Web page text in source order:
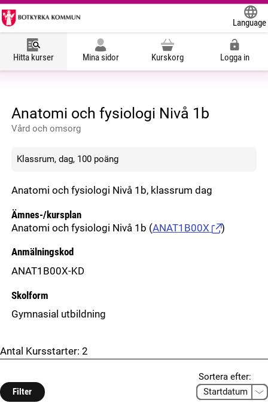
Language
Hitta kurser Mina sidor Kurskorg Logga in
Anatomi och fysiologi Nivå 1b
Vård och omsorg
Klassrum, dag, 100 poäng
Anatomi och fysiologi Nivå 1b, klassrum dag
Ämnes-/kursplan
Anatomi och fysiologi Nivå 1b (ANAT1B00X )
Anmälningskod
ANAT1B00X-KD
Skolform
Gymnasial utbildning
Antal Kursstarter: 2
Filter
Sortera efter: